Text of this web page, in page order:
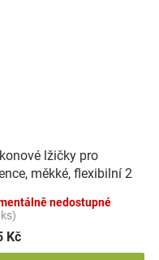
lžičky pro
měkké, flexibilní 2
nedostupné
Kč